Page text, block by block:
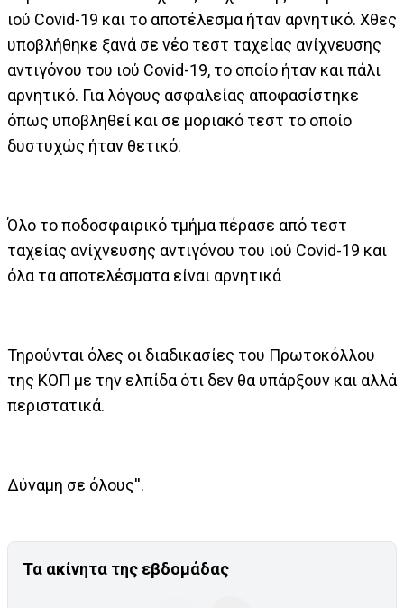
ιού Covid-19 και το αποτέλεσμα ήταν αρνητικό. Χθες
υποβλήθηκε ξανά σε νέο τεστ ταχείας ανίχνευσης
αντιγόνου του ιού Covid-19, το οποίο ήταν και πάλι
αρνητικό. Για λόγους ασφαλείας αποφασίστηκε
όπως υποβληθεί και σε μοριακό τεστ το οποίο
δυστυχώς ήταν θετικό.
Όλο το ποδοσφαιρικό τμήμα πέρασε από τεστ
ταχείας ανίχνευσης αντιγόνου του ιού Covid-19 και
όλα τα αποτελέσματα είναι αρνητικά
Τηρούνται όλες οι διαδικασίες του Πρωτοκόλλου
της ΚΟΠ με την ελπίδα ότι δεν θα υπάρξουν και αλλά
περιστατικά.
Δύναμη σε όλους''.
Τα ακίνητα της εβδομάδας